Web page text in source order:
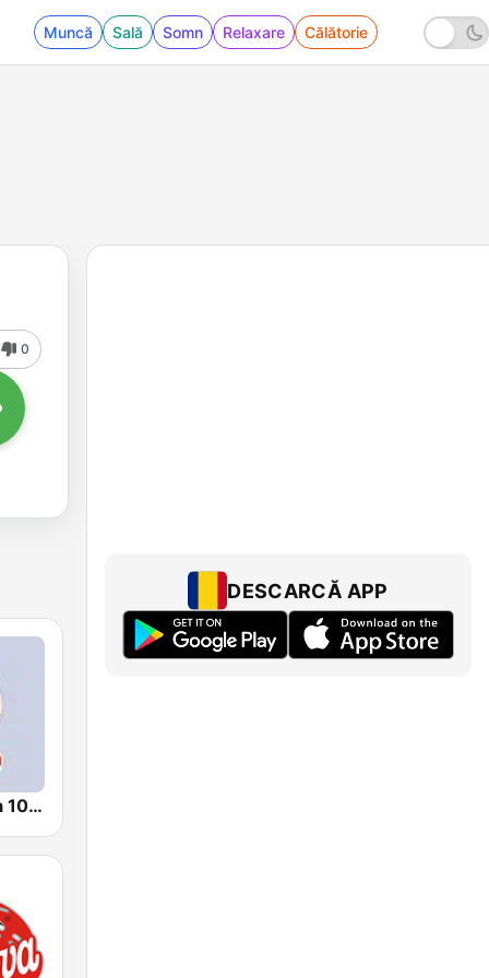
Muncă Sală Somn Relaxare Călătorie
0
Radio Tequila 100% RO
DESCARCĂ APP